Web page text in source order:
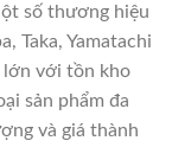
số thương hiệu
Taka, Yamatachi
lớn với tồn kho
sản phẩm đa
và giá thành